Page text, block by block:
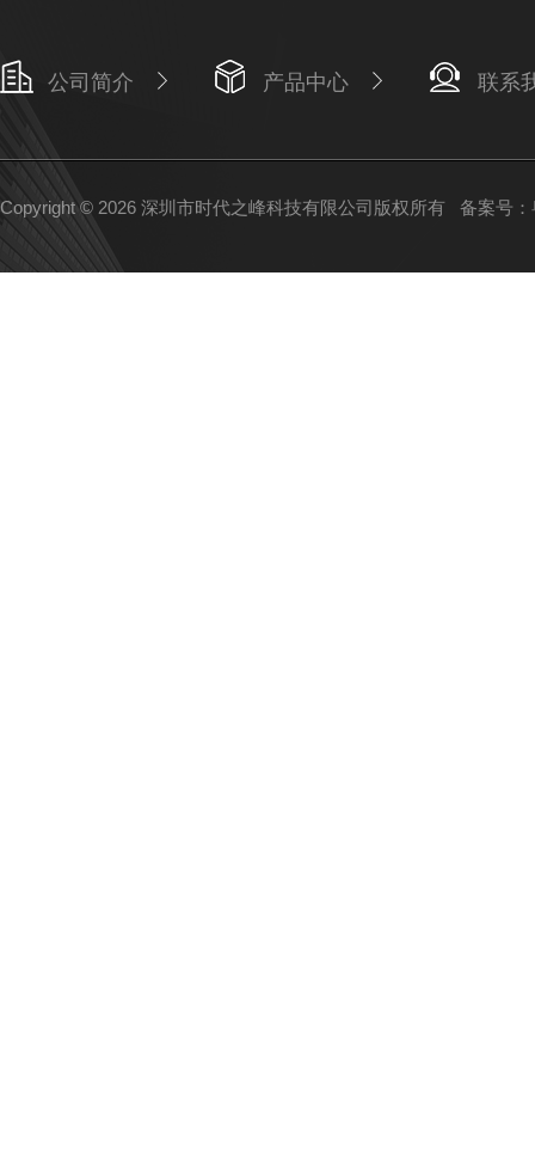
公司简介 产品中心 联系
Copyright © 2026 深圳市时代之峰科技有限公司版权所有 备案号